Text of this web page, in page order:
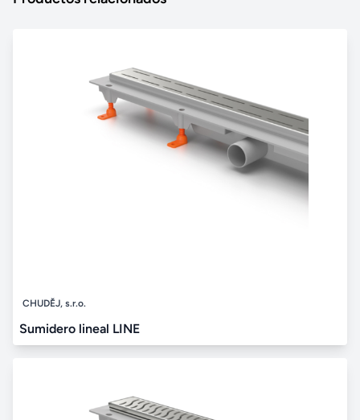
CHUDĚJ, s.r.o.
Sumidero lineal LINE